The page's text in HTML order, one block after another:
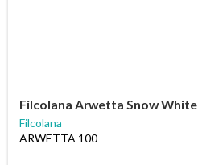
Filcolana Arwetta Snow White
Filcolana
ARWETTA 100